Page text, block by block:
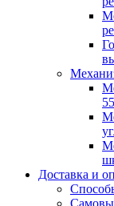
Доставка и